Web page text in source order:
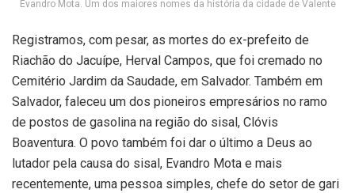
Evandro Mota. Um dos maiores nomes da história da cidade de Valente
Registramos, com pesar, as mortes do ex-prefeito de
Riachão do Jacuípe, Herval Campos, que foi cremado no
Cemitério Jardim da Saudade, em Salvador. Também em
Salvador, faleceu um dos pioneiros empresários no ramo
de postos de gasolina na região do sisal, Clóvis
Boaventura. O povo também foi dar o último a Deus ao
lutador pela causa do sisal, Evandro Mota e mais
recentemente, uma pessoa simples, chefe do setor de gari